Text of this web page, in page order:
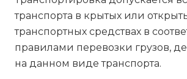
транспорта в крытых или
транспортных средствах в
правилами перевозки грузов,
на данном виде транспорта.